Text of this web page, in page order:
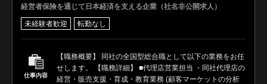
経営者保険を通じて日本経済を支える企業（社名非公開求人）
未経験者歓迎 転勤なし
仕事内容
【職務概要】 同社の全国型総合職として以下の業務をお任
せします。 【職務詳細】 ■代理店営業担当 ・同社代理店の
経営・販売支援・育成・教育業務 (顧客マーケットの分析